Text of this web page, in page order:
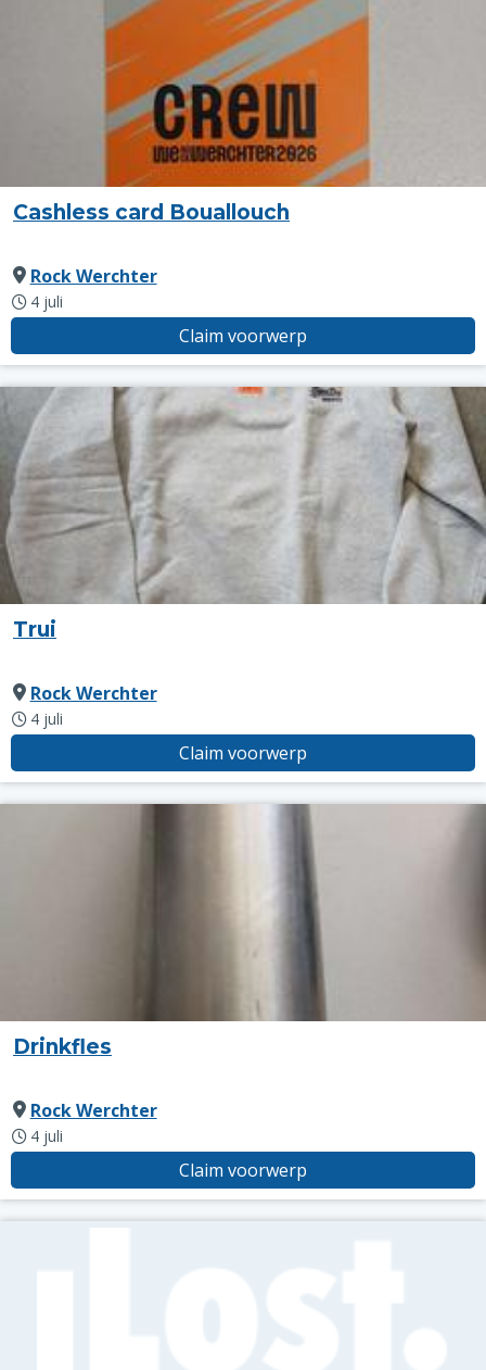
Cashless card Bouallouch
Rock Werchter
4 juli
Claim voorwerp
Trui
Rock Werchter
4 juli
Claim voorwerp
Drinkfles
Rock Werchter
4 juli
Claim voorwerp